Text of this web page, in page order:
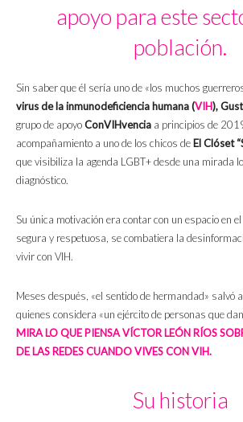
apoyo para este
población.
Sin saber que él sería uno de «los muchos
virus de la inmunodeficiencia humana (VIH),
grupo de apoyoConVIHvencia a principios de
acompañamiento a uno de los chicos de El Clóset
que visibiliza la agenda LGBT+ desde una mirada
diagnóstico.
Su única motivación era contar con un espacio en
segura y respetuosa, se combatiera la
vivir con VIH.
Meses después, «el sentido de hermandad» salvó
quienes considera «un ejército de personas que
MIRA LO QUE PIENSA VÍCTOR LEÓN RÍOS
DE LAS REDES CUANDO VIVES CON VIH.
Su historia